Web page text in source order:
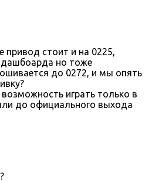
привод стоит и на 0225,
дашбоарда но тоже
до 0272, и мы опять
играть только в
до официального выхода